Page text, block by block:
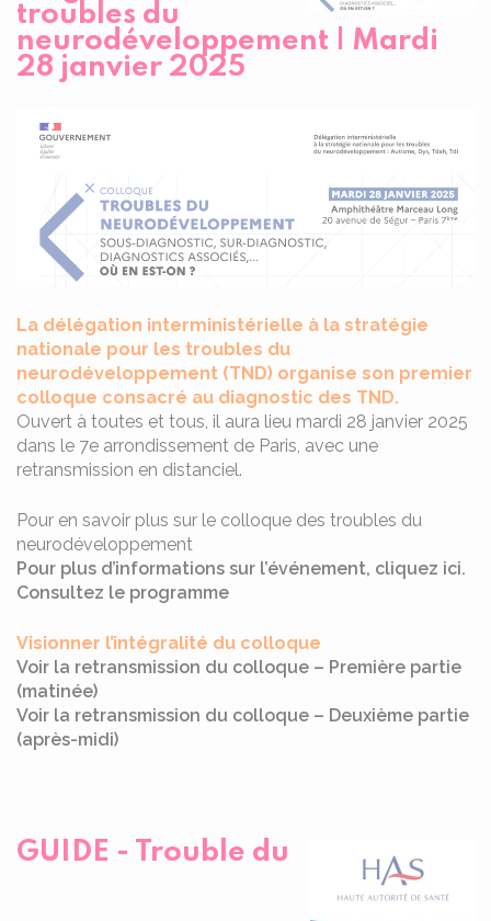
troubles du
neurodéveloppement | Mardi
28 janvier 2025
La délégation interministérielle à la stratégie
nationale pour les troubles du
neurodéveloppement (TND) organise son premier
colloque consacré au diagnostic des TND.
Ouvert à toutes et tous, il aura lieu mardi 28 janvier 2025
dans le 7e arrondissement de Paris, avec une
retransmission en distanciel.
Pour en savoir plus sur le colloque des troubles du
neurodéveloppement
Pour plus d’informations sur l’événement, cliquez ici.
Consultez le programme
Visionner l’intégralité du colloque
Voir la retransmission du colloque – Première partie
(matinée)
Voir la retransmission du colloque – Deuxième partie
(après-midi)
GUIDE - Trouble du